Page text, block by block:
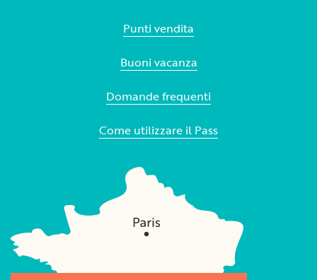
Punti vendita
Buoni vacanza
Domande frequenti
Come utilizzare il Pass